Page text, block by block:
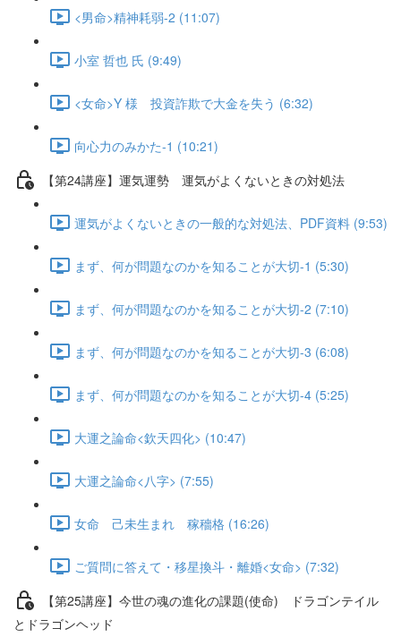
<男命>精神耗弱-2 (11:07)
小室 哲也 氏 (9:49)
<女命>Y 様 投資詐欺で大金を失う (6:32)
向心力のみかた-1 (10:21)
【第24講座】運気運勢 運気がよくないときの対処法
運気がよくないときの一般的な対処法、PDF資料 (9:53)
まず、何が問題なのかを知ることが大切-1 (5:30)
まず、何が問題なのかを知ることが大切-2 (7:10)
まず、何が問題なのかを知ることが大切-3 (6:08)
まず、何が問題なのかを知ることが大切-4 (5:25)
大運之論命<欽天四化> (10:47)
大運之論命<八字> (7:55)
女命 己未生まれ 稼穡格 (16:26)
ご質問に答えて・移星換斗・離婚<女命> (7:32)
【第25講座】今世の魂の進化の課題(使命) ドラゴンテイル
とドラゴンヘッド